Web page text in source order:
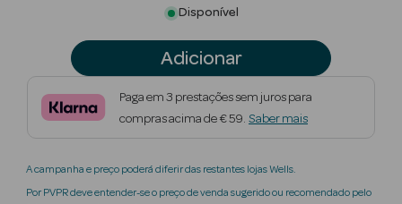
Beauty Season
Beauty Season
Beauty Season
Disponível
Adicionar
Paga em 3 prestações sem juros para
compras acima de € 59. Saber mais
A campanha e preço poderá diferir das restantes lojas Wells.
Por PVPR deve entender-se o preço de venda sugerido ou recomendado pelo